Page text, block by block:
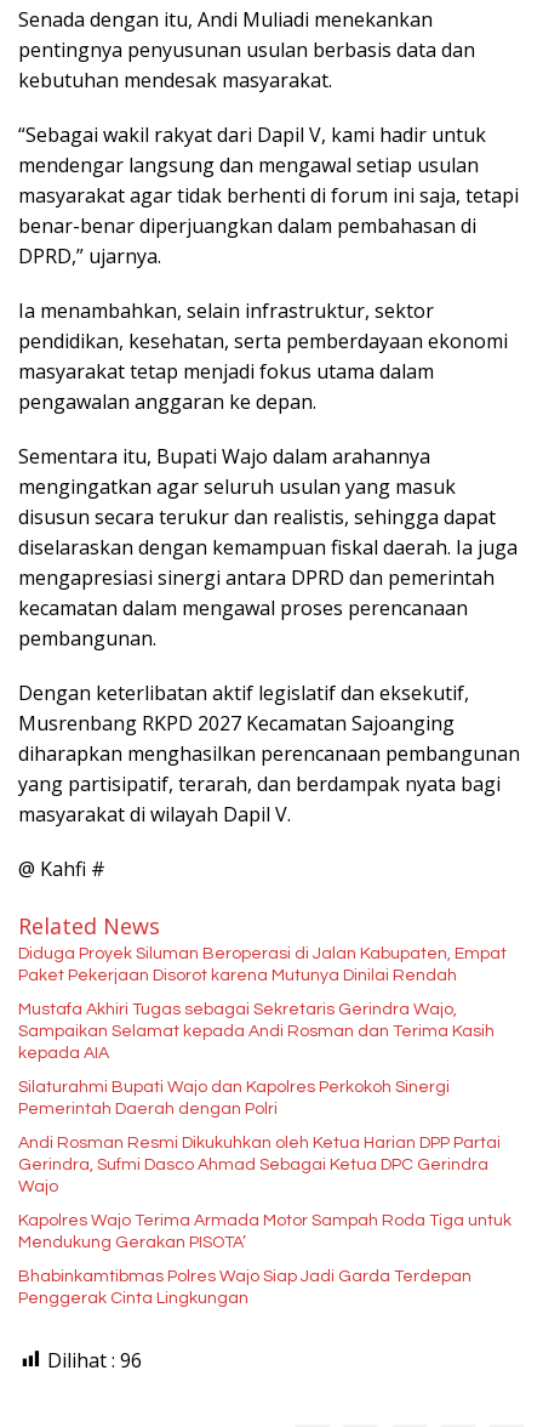
Senada dengan itu, Andi Muliadi menekankan
pentingnya penyusunan usulan berbasis data dan
kebutuhan mendesak masyarakat.
“Sebagai wakil rakyat dari Dapil V, kami hadir untuk
mendengar langsung dan mengawal setiap usulan
masyarakat agar tidak berhenti di forum ini saja, tetapi
benar-benar diperjuangkan dalam pembahasan di
DPRD,” ujarnya.
Ia menambahkan, selain infrastruktur, sektor
pendidikan, kesehatan, serta pemberdayaan ekonomi
masyarakat tetap menjadi fokus utama dalam
pengawalan anggaran ke depan.
Sementara itu, Bupati Wajo dalam arahannya
mengingatkan agar seluruh usulan yang masuk
disusun secara terukur dan realistis, sehingga dapat
diselaraskan dengan kemampuan fiskal daerah. Ia juga
mengapresiasi sinergi antara DPRD dan pemerintah
kecamatan dalam mengawal proses perencanaan
pembangunan.
Dengan keterlibatan aktif legislatif dan eksekutif,
Musrenbang RKPD 2027 Kecamatan Sajoanging
diharapkan menghasilkan perencanaan pembangunan
yang partisipatif, terarah, dan berdampak nyata bagi
masyarakat di wilayah Dapil V.
@ Kahfi #
Related News
Diduga Proyek Siluman Beroperasi di Jalan Kabupaten, Empat
Paket Pekerjaan Disorot karena Mutunya Dinilai Rendah
Mustafa Akhiri Tugas sebagai Sekretaris Gerindra Wajo,
Sampaikan Selamat kepada Andi Rosman dan Terima Kasih
kepada AIA
Silaturahmi Bupati Wajo dan Kapolres Perkokoh Sinergi
Pemerintah Daerah dengan Polri
Andi Rosman Resmi Dikukuhkan oleh Ketua Harian DPP Partai
Gerindra, Sufmi Dasco Ahmad Sebagai Ketua DPC Gerindra
Wajo
Kapolres Wajo Terima Armada Motor Sampah Roda Tiga untuk
Mendukung Gerakan PISOTA’
Bhabinkamtibmas Polres Wajo Siap Jadi Garda Terdepan
Penggerak Cinta Lingkungan
Dilihat : 96